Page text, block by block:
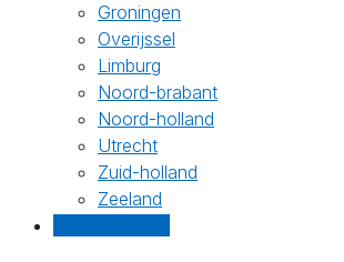
Groningen
Overijssel
Limburg
Noord-brabant
Noord-holland
Utrecht
Zuid-holland
Zeeland